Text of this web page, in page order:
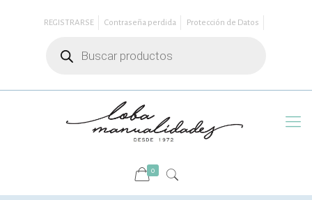
REGISTRARSE Contraseña perdida
Protección de Datos
productos
0